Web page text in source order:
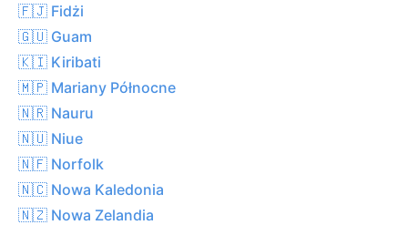
🇫🇯 Fidżi
🇬🇺 Guam
🇰🇮 Kiribati
🇲🇵 Mariany Północne
🇳🇷 Nauru
🇳🇺 Niue
🇳🇫 Norfolk
🇳🇨 Nowa Kaledonia
🇳🇿 Nowa Zelandia